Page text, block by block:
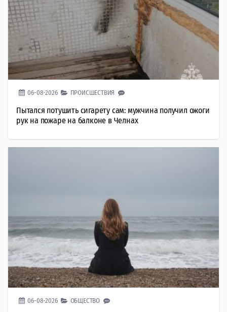
06-08-2026 ПРОИСШЕСТВИЯ
Пытался потушить сигарету сам: мужчина получил ожоги
рук на пожаре на балконе в Челнах
06-08-2026 ОБЩЕСТВО